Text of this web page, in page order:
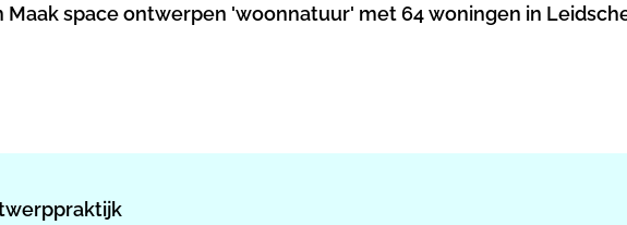
Maak space ontwerpen 'woonnatuur' met 64 woningen in